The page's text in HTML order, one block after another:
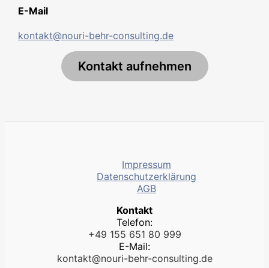
E-Mail
kontakt@nouri-behr-consulting.de
Kontakt aufnehmen
Impressum
Datenschutzerklärung
AGB
Kontakt
Telefon:
+49 155 651 80 999
E-Mail:
kontakt@nouri-behr-consulting.de